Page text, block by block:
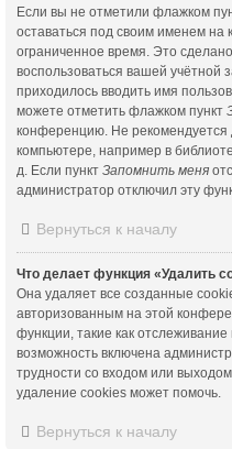
Если вы не отметили флажком
оставаться под своим именем на
ограниченное время. Это
воспользоваться вашей учётной
приходилось вводить имя
можете отметить флажком пункт
конференцию. Не рекомендуется
компьютере, например в
д. Если пункт Запомнить меня
администратор отключил эту
Вернуться к началу
Что делает функция «Удалить
Она удаляет все созданные
авторизованным на этой
функции, такие как
возможность включена
трудности со входом или
удаление cookies может помочь.
Вернуться к началу